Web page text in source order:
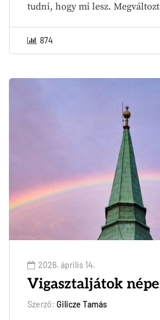
tudni, hogy mi lesz.
874
2026. április 14.
Vigasztaljátok
Szerző: Gilicze Tamás